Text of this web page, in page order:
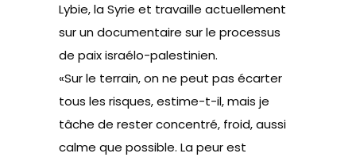
Lybie, la Syrie et travaille actuellement
sur un documentaire sur le processus
de paix israélo-palestinien.
«Sur le terrain, on ne peut pas écarter
tous les risques, estime-t-il, mais je
tâche de rester concentré, froid, aussi
calme que possible. La peur est